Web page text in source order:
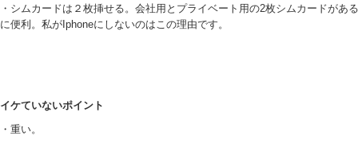
・シムカードは２枚挿せる。会社用とプライベート用の2枚シムカードがあ
に便利。私がIphoneにしないのはこの理由です。
イケていないポイント
・重い。